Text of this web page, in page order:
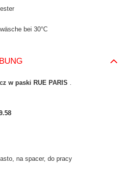
bei 30°C
w paski RUE PARIS
na spacer, do pracy